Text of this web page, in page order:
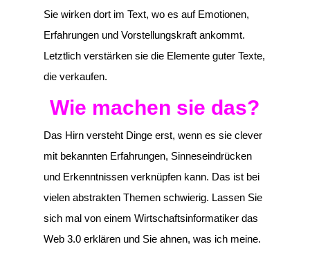
Sie wirken dort im Text, wo es auf Emotionen,
Erfahrungen und Vorstellungskraft ankommt.
Letztlich verstärken sie die Elemente guter Texte,
die verkaufen.
Wie machen sie das?
Das Hirn versteht Dinge erst, wenn es sie clever
mit bekannten Erfahrungen, Sinneseindrücken
und Erkenntnissen verknüpfen kann. Das ist bei
vielen abstrakten Themen schwierig. Lassen Sie
sich mal von einem Wirtschaftsinformatiker das
Web 3.0 erklären und Sie ahnen, was ich meine.